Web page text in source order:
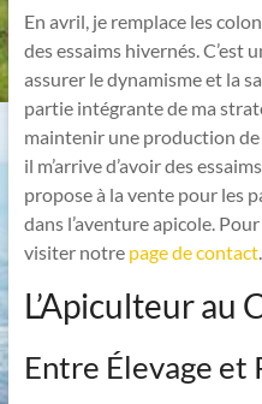
En avril, je remplace les
des essaims hivernés. C’est
assurer le dynamisme et la
partie intégrante de ma
maintenir une production de
il m’arrive d’avoir des
propose à la vente pour les
dans l’aventure apicole.
visiter notre page de contact.
L’Apiculteur au
Entre Élevage et